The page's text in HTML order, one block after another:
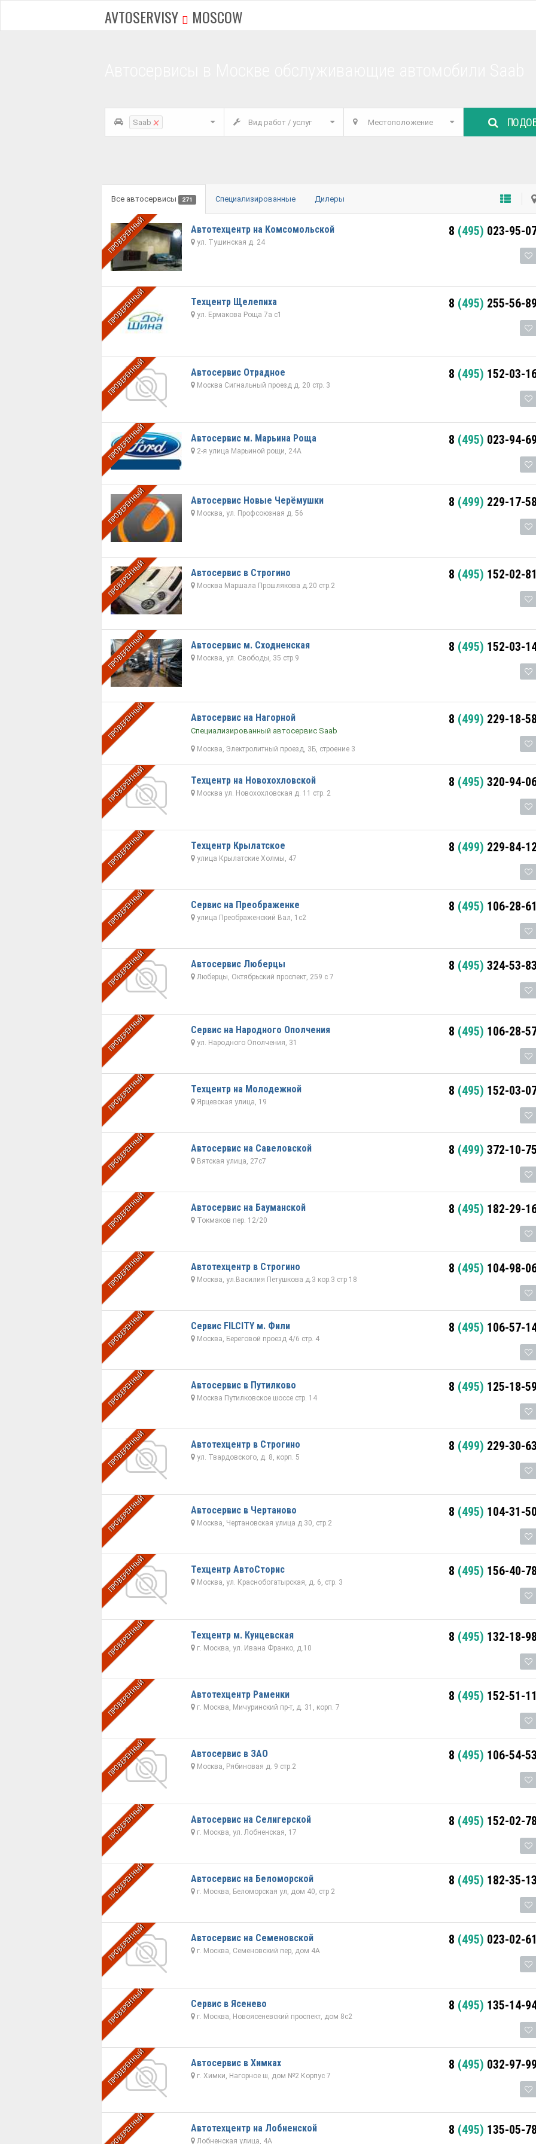
AVTOSERVISY MOSCOW
Saab × Вид работ / услуг Местоположение
Все автосервисы 271 Специализированные Дилеры
ПРОВЕРЕННЫЙ Автотехцентр на Комсомольской
ул. Тушинская д. 24
8 (495) 023-95-
ПРОВЕРЕННЫЙ Техцентр Щелепиха
ул. Ермакова Роща 7а с1
8 (495) 255-56-89
ПРОВЕРЕННЫЙ Автосервис Отрадное
Москва Сигнальный проезд д. 20 стр. 3
8 (495) 152-03-
ПРОВЕРЕННЫЙ Автосервис м. Марьина Роща
2-я улица Марьиной рощи, 24А
8 (495) 023-94-69
ПРОВЕРЕННЫЙ Автосервис Новые Черёмушки
Москва, ул. Профсоюзная д. 56
8 (499) 229-17-58
ПРОВЕРЕННЫЙ Автосервис в Строгино
Москва Маршала Прошлякова д.20 стр.2
8 (495) 152-02-81
ПРОВЕРЕННЫЙ Автосервис м. Сходненская
Москва, ул. Свободы, 35 стр.9
8 (495) 152-03-
ПРОВЕРЕННЫЙ Автосервис на Нагорной
Специализированный автосервис Saab
Москва, Электролитный проезд, 3Б, строение 3
8 (499) 229-18-58
ПРОВЕРЕННЫЙ Техцентр на Новохохловской
Москва ул. Новохохловская д. 11 стр. 2
8 (495) 320-94-
ПРОВЕРЕННЫЙ Техцентр Крылатское
улица Крылатские Холмы, 47
8 (499) 229-84-12
ПРОВЕРЕННЫЙ Сервис на Преображенке
улица Преображенский Вал, 1с2
8 (495) 106-28-61
ПРОВЕРЕННЫЙ Автосервис Люберцы
Люберцы, Октябрьский проспект, 259 с 7
8 (495) 324-53-83
ПРОВЕРЕННЫЙ Сервис на Народного Ополчения
ул. Народного Ополчения, 31
8 (495) 106-28-
ПРОВЕРЕННЫЙ Техцентр на Молодежной
Ярцевская улица, 19
8 (495) 152-03-
ПРОВЕРЕННЫЙ Автосервис на Савеловской
Вятская улица, 27с7
8 (499) 372-10-75
ПРОВЕРЕННЫЙ Автосервис на Бауманской
Токмаков пер. 12/20
8 (495) 182-29-
ПРОВЕРЕННЫЙ Автотехцентр в Строгино
Москва, ул.Василия Петушкова д.3 кор.3 стр 18
8 (495) 104-98-
ПРОВЕРЕННЫЙ Сервис FILCITY м. Фили
Москва, Береговой проезд 4/6 стр. 4
8 (495) 106-57-
ПРОВЕРЕННЫЙ Автосервис в Путилково
Москва Путилковское шоссе стр. 14
8 (495) 125-18-59
ПРОВЕРЕННЫЙ Автотехцентр в Строгино
ул. Твардовского, д. 8, корп. 5
8 (499) 229-30-63
ПРОВЕРЕННЫЙ Автосервис в Чертаново
Москва, Чертановская улица д.30, стр.2
8 (495) 104-31-50
ПРОВЕРЕННЫЙ Техцентр АвтоСторис
Москва, ул. Краснобогатырская, д. 6, стр. 3
8 (495) 156-40-78
ПРОВЕРЕННЫЙ Техцентр м. Кунцевская
г. Москва, ул. Ивана Франко, д.10
8 (495) 132-18-98
ПРОВЕРЕННЫЙ Автотехцентр Раменки
г. Москва, Мичуринский пр-т, д. 31, корп. 7
8 (495) 152-51-11
ПРОВЕРЕННЫЙ Автосервис в ЗАО
Москва, Рябиновая д. 9 стр.2
8 (495) 106-54-53
ПРОВЕРЕННЫЙ Автосервис на Селигерской
г. Москва, ул. Лобненская, 17
8 (495) 152-02-78
ПРОВЕРЕННЫЙ Автосервис на Беломорской
г. Москва, Беломорская ул, дом 40, стр 2
8 (495) 182-35-13
ПРОВЕРЕННЫЙ Автосервис на Семеновской
г. Москва, Семеновский пер, дом 4А
8 (495) 023-02-61
ПРОВЕРЕННЫЙ Сервис в Ясенево
г. Москва, Новоясеневский проспект, дом 8с2
8 (495) 135-14-
ПРОВЕРЕННЫЙ Автосервис в Химках
г. Химки, Нагорное ш, дом №2 Корпус 7
8 (495) 032-97-99
ПРОВЕРЕННЫЙ Автотехцентр на Лобненской
Лобненская улица, 4А
8 (495) 135-05-78